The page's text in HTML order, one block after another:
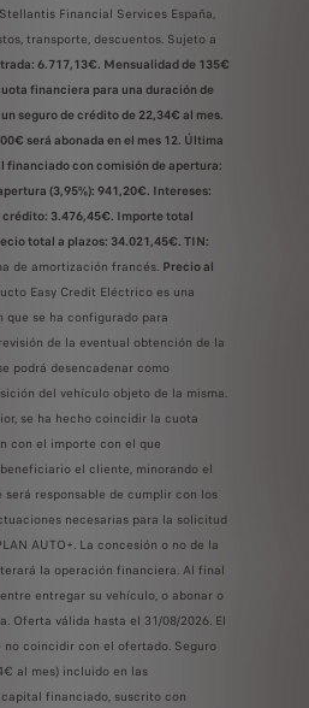
Financial Services España,
transporte, descuentos. Sujeto a
6.717,13€. Mensualidad de 135€
financiera para una duración de
seguro de crédito de 22,34€ al mes.
será abonada en el mes 12. Última
financiado con comisión de apertura:
(3,95%): 941,20€. Intereses:
3.476,45€. Importe total
total a plazos: 34.021,45€. TIN:
de amortización francés. Precio al
Easy Credit Eléctrico es una
se ha configurado para
de la eventual obtención de la
podrá desencadenar como
del vehículo objeto de la misma.
se ha hecho coincidir la cuota
con el importe con el que
el cliente, minorando el
responsable de cumplir con los
necesarias para la solicitud
AUTO+. La concesión o no de la
la operación financiera. Al final
entregar su vehículo, o abonar o
Oferta válida hasta el 31/08/2026. El
no coincidir con el ofertado. Seguro
al mes) incluido en las
financiado, suscrito con